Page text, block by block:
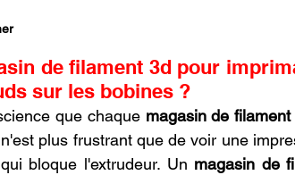
de filament 3d pour
sur les bobines ?
que chaque magasin de
plus frustrant que de voir une
bloque l'extrudeur. Un magasin de